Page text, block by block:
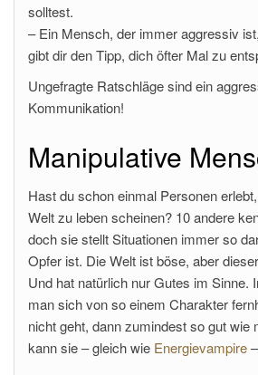
solltest.
– Ein Mensch, der immer aggressiv
gibt dir den Tipp, dich öfter Mal zu
Ungefragte Ratschläge sind ein
Kommunikation!
Manipulative
Hast du schon einmal Personen
Welt zu leben scheinen? 10 andere
doch sie stellt Situationen immer so
Opfer ist. Die Welt ist böse, aber
Und hat natürlich nur Gutes im Sinne.
man sich von so einem Charakter
nicht geht, dann zumindest so gut wie
kann sie – gleich wie Energievampire